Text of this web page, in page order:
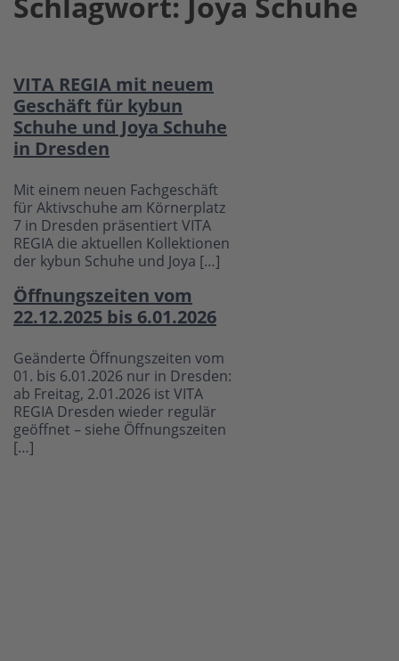
VITA REGIA mit neuem
Geschäft für kybun
Schuhe und Joya Schuhe
in Dresden
Mit einem neuen Fachgeschäft
für Aktivschuhe am Körnerplatz
7 in Dresden präsentiert VITA
REGIA die aktuellen Kollektionen
der kybun Schuhe und Joya […]
Öffnungszeiten vom
22.12.2025 bis 6.01.2026
Geänderte Öffnungszeiten vom
01. bis 6.01.2026 nur in Dresden:
ab Freitag, 2.01.2026 ist VITA
REGIA Dresden wieder regulär
geöffnet – siehe Öffnungszeiten
[…]